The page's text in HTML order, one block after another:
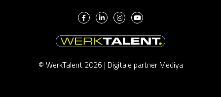
© WerkTalent 2026 | Digitale partner Mediya